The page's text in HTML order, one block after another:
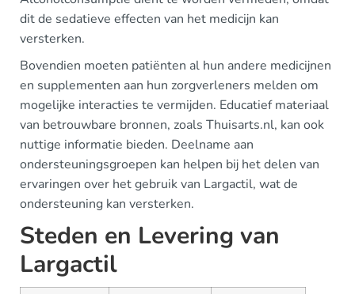
dit de sedatieve effecten van het medicijn kan
versterken.
Bovendien moeten patiënten al hun andere medicijnen
en supplementen aan hun zorgverleners melden om
mogelijke interacties te vermijden. Educatief materiaal
van betrouwbare bronnen, zoals Thuisarts.nl, kan ook
nuttige informatie bieden. Deelname aan
ondersteuningsgroepen kan helpen bij het delen van
ervaringen over het gebruik van Largactil, wat de
ondersteuning kan versterken.
Steden en Levering van
Largactil